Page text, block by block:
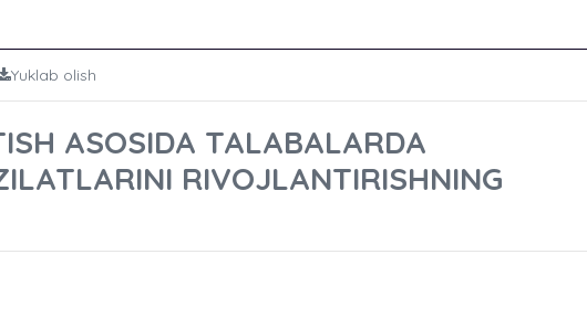
Yuklab olish
ASOSIDA TALABALARDA
RIVOJLANTIRISHNING